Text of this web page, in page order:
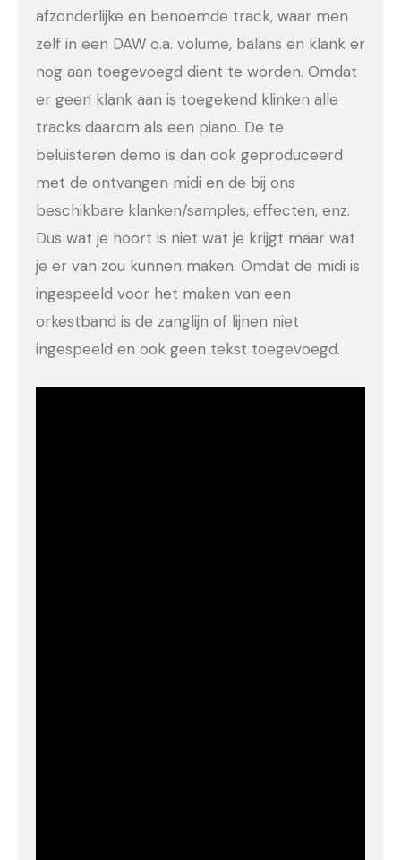
afzonderlijke en benoemde track, waar men
zelf in een DAW o.a. volume, balans en klank er
nog aan toegevoegd dient te worden. Omdat
er geen klank aan is toegekend klinken alle
tracks daarom als een piano. De te
beluisteren demo is dan ook geproduceerd
met de ontvangen midi en de bij ons
beschikbare klanken/samples, effecten, enz.
Dus wat je hoort is niet wat je krijgt maar wat
je er van zou kunnen maken. Omdat de midi is
ingespeeld voor het maken van een
orkestband is de zanglijn of lijnen niet
ingespeeld en ook geen tekst toegevoegd.